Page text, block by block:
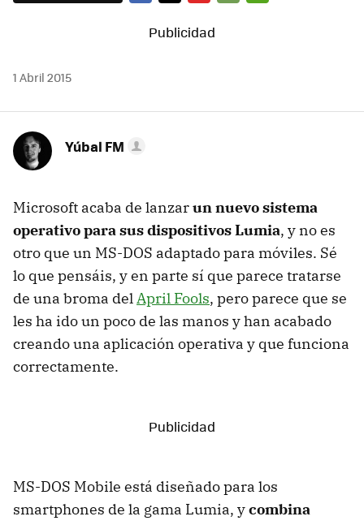
1 Abril 2015
Yúbal FM
Microsoft acaba de lanzarun nuevo sistema
operativo para sus dispositivos Lumia, y no es
otro que un MS-DOS adaptado para móviles. Sé
lo que pensáis, y en parte sí que parece tratarse
de una broma delApril Fools, pero parece que se
les ha ido un poco de las manos y han acabado
creando una aplicación operativa y que funciona
correctamente.
MS-DOS Mobile está diseñado para los
smartphones de la gama Lumia, ycombina